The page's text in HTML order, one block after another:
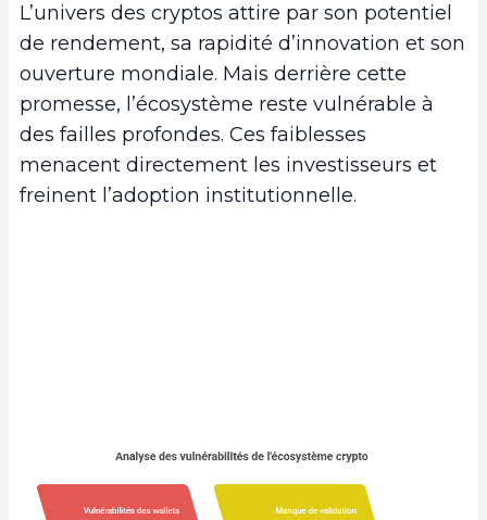
dans son cycle d’adoption
a. La diversification de son portefeuille avec une
logique défensive
b.L’avenir des infrastructures passe par la
cybersécurité native
c. Naoris comme pilier d’un nouveau standard
sectoriel
L’univers des cryptos attire par son potentiel
de rendement, sa rapidité d’innovation et son
ouverture mondiale. Mais derrière cette
promesse, l’écosystème reste vulnérable à
des failles profondes. Ces faiblesses
menacent directement les investisseurs et
freinent l’adoption institutionnelle.